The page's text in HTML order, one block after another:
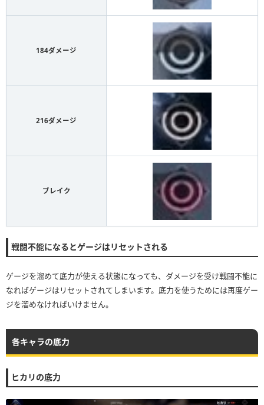
184ダメージ
216ダメージ
ブレイク
戦闘不能になるとゲージはリセットされる
ゲージを溜めて底力が使える状態になっても、ダメージを受け戦闘不能に
なればゲージはリセットされてしまいます。底力を使うためには再度ゲー
ジを溜めなければいけません。
各キャラの底力
ヒカリの底力